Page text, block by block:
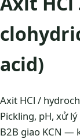
acid)
Axit HCl /
Pickling, pH, xử
B2B giao KCN —